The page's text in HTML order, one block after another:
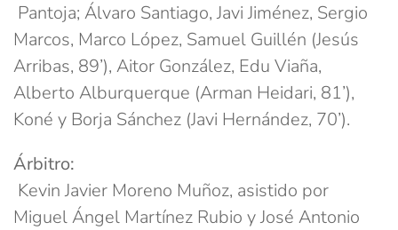
Pantoja; Álvaro Santiago, Javi Jiménez, Sergio
Marcos, Marco López, Samuel Guillén (Jesús
Arribas, 89’), Aitor González, Edu Viaña,
Alberto Alburquerque (Arman Heidari, 81’),
Koné y Borja Sánchez (Javi Hernández, 70’).
Árbitro:
Kevin Javier Moreno Muñoz, asistido por
Miguel Ángel Martínez Rubio y José Antonio